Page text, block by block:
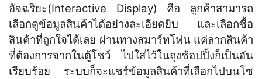
อัจฉริยะ(Interactive Display) คือ ลูกค้าสามารถ
เลือกดูข้อมูลสินค้าได้อย่างละเอียดยิบ และเลือกซื้อ
สินค้าที่ถูกใจได้เลย ผ่านทางสมาร์ทโฟน แค่ลากสินค้า
ที่ต้องการจากในตู้โชว์ ไปใส่ไว้ในถุงช้อปปิ้งก็เป็นอัน
เรียบร้อย ระบบก็จะแชร์ข้อมูลสินค้าที่เลือกไปบนโซ